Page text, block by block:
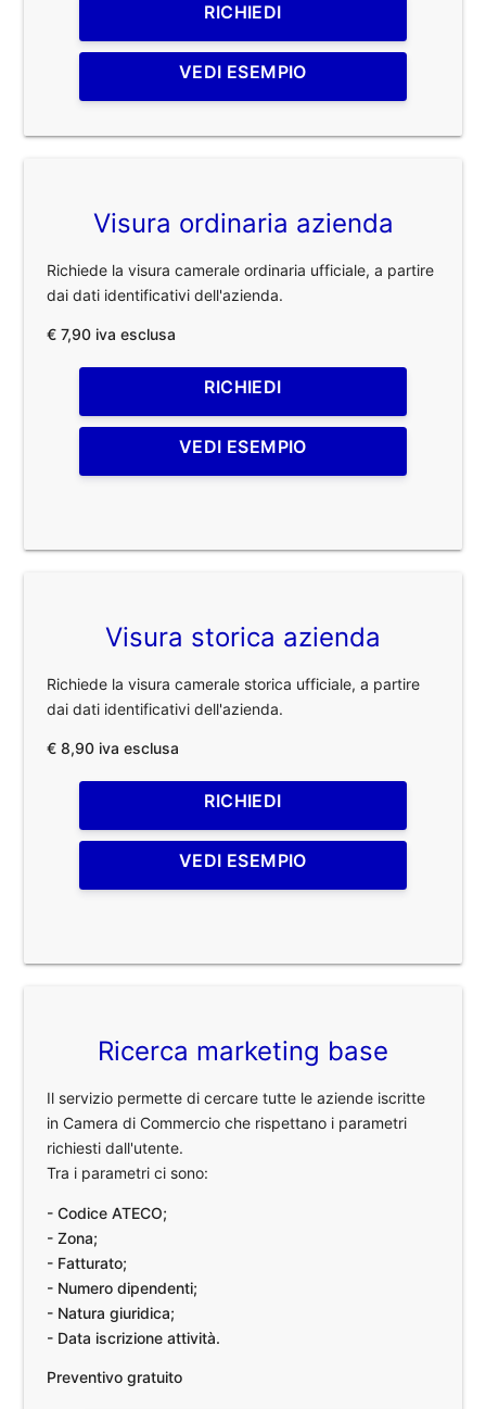
RICHIEDI
VEDI ESEMPIO
Visura ordinaria azienda
Richiede la visura camerale ordinaria ufficiale, a partire
dai dati identificativi dell'azienda.
€ 7,90 iva esclusa
RICHIEDI
VEDI ESEMPIO
Visura storica azienda
Richiede la visura camerale storica ufficiale, a partire
dai dati identificativi dell'azienda.
€ 8,90 iva esclusa
RICHIEDI
VEDI ESEMPIO
Ricerca marketing base
Il servizio permette di cercare tutte le aziende iscritte
in Camera di Commercio che rispettano i parametri
richiesti dall'utente.
Tra i parametri ci sono:
- Codice ATECO;
- Zona;
- Fatturato;
- Numero dipendenti;
- Natura giuridica;
- Data iscrizione attività.
Preventivo gratuito